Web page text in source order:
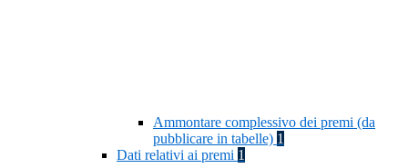
Ammontare complessivo dei premi (da
pubblicare in tabelle) 1
Dati relativi ai premi 1